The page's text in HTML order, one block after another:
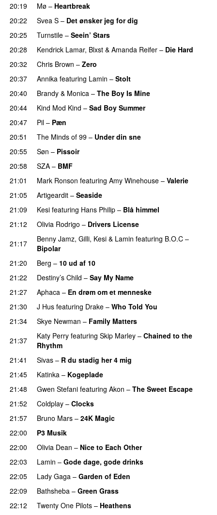
20:19 Mø – Heartbreak
20:22
Svea S – Det ønsker jeg for dig
20:25
Turnstile – Seein’ Stars
20:28 Kendrick Lamar, Blxst & Amanda Reifer – Die Hard
20:32
Chris Brown – Zero
20:37 Annika featuring Lamin – Stolt
20:40
Brandy & Monica – The Boy Is Mine
20:44
Kind Mod Kind – Sad Boy Summer
20:47
Pil – Pæn
20:51
The Minds of 99 – Under din sne
20:55 Søn – Pissoir
20:58 SZA – BMF
21:01
Mark Ronson featuring Amy Winehouse – Valerie
21:05
Artigeardit – Seaside
21:09
Kesi featuring Hans Philip – Blå himmel
21:12
Olivia Rodrigo – Drivers License
21:17
Benny Jamz, Gilli, Kesi & Lamin featuring B.O.C –
Bipolar
21:20
Berg – 10 ud af 10
21:22
Destiny’s Child – Say My Name
21:27
Aphaca – En drøm om et menneske
21:30 J Hus featuring Drake – Who Told You
21:34
Skye Newman – Family Matters
21:37 Katy Perry featuring Skip Marley – Chained to the
Rhythm
21:41
Sivas – R du stadig her 4 mig
21:45
Katinka – Kogeplade
21:48 Gwen Stefani featuring Akon – The Sweet Escape
21:52
Coldplay – Clocks
21:57
Bruno Mars – 24K Magic
22:00
P3 Musik
22:00
Olivia Dean – Nice to Each Other
22:03
Lamin – Gode dage, gode drinks
22:05
Lady Gaga – Garden of Eden
22:09
Bathsheba – Green Grass
22:12
Twenty One Pilots – Heathens